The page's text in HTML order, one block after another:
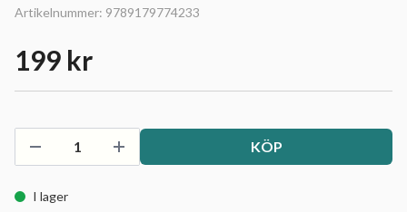
Artikelnummer: 9789179774233
199 kr
KÖP
I lager